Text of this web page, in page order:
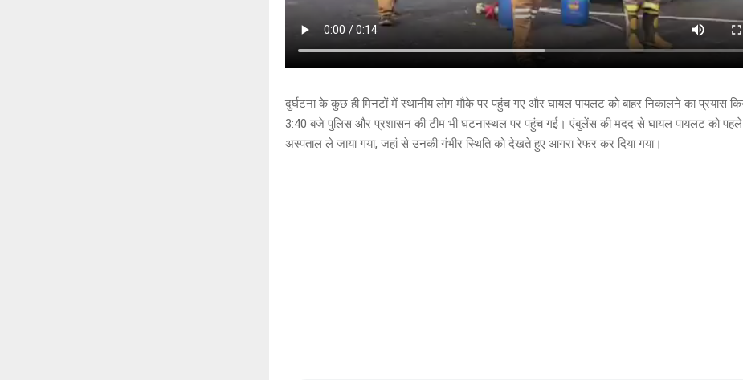
दुर्घटना के कुछ ही मिनटों में स्थानीय लोग मौके पर पहुंच गए और घायल पायलट को बाहर निकालने का प्रयास
3:40 बजे पुलिस और प्रशासन की टीम भी घटनास्थल पर पहुंच गई। एंबुलेंस की मदद से घायल पायलट को पहले
अस्पताल ले जाया गया, जहां से उनकी गंभीर स्थिति को देखते हुए आगरा रेफर कर दिया गया।